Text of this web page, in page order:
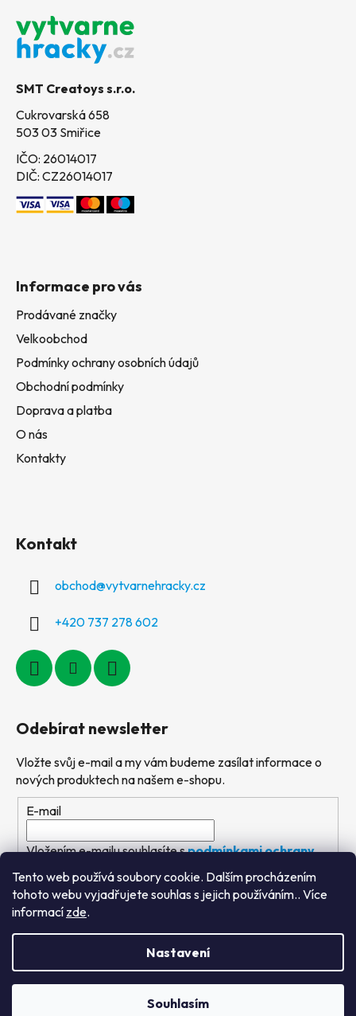
Tento web používá soubory cookie. Dalším procházením
tohoto webu vyjadřujete souhlas s jejich používáním.. Více
informací zde.
Nastavení
Souhlasím
SMT Creatoys s.r.o.
Cukrovarská 658
503 03 Smiřice
IČO: 26014017
DIČ: CZ26014017
Informace pro vás
Prodávané značky
Velkoobchod
Podmínky ochrany osobních údajů
Obchodní podmínky
Doprava a platba
O nás
Kontakty
Kontakt
obchod@vytvarnehracky.cz
+420 737 278 602
Odebírat newsletter
Vložte svůj e-mail a my vám budeme zasílat informace o
nových produktech na našem e-shopu.
E-mail
Vložením e-mailu souhlasíte spodmínkami ochrany
osobních údajů
PŘIHLÁSIT SE
Výtvarné hračky